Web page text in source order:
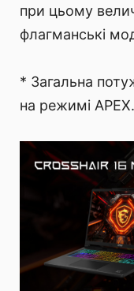
при цьому
флагманські
* Загальна
на режимі APEX.